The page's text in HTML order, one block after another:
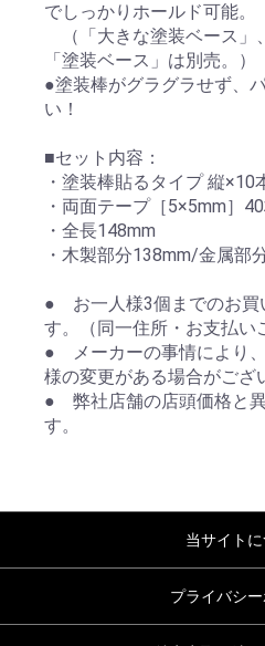
でしっかりホールド可能。
（「大きな塗装ベース」
「塗装ベース」は別売。）
●塗装棒がグラグラせず、
い！
■セット内容：
・塗装棒貼るタイプ 縦×10
・両面テープ［5×5mm］
・全長148mm
・木製部分138mm/金属部
● お一人様3個までのお買
す。（同一住所・お支払い
● メーカーの事情により
様の変更がある場合がござ
● 弊社店舗の店頭価格と
す。
当サイト
プライバシ